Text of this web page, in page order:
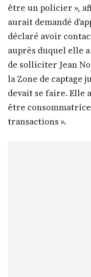
être un policier »,
aurait demandé
déclaré avoir
auprès duquel elle
de solliciter Jean
la Zone de captage
devait se faire. Elle
être
transactions ».